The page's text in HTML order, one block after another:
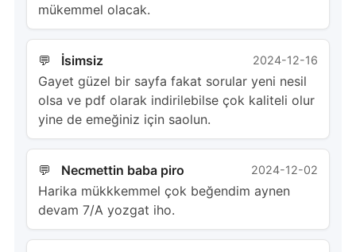
mükemmel olacak.
İsimsiz 2024-12-16
Gayet güzel bir sayfa fakat sorular yeni nesil
olsa ve pdf olarak indirilebilse çok kaliteli olur
yine de emeğiniz için saolun.
Necmettin baba piro 2024-12-02
Harika mükkkemmel çok beğendim aynen
devam 7/A yozgat iho.